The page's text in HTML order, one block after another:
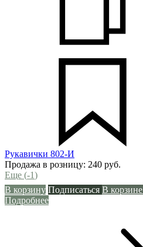
Рукавички 802-И
Продажа в розницу: 240 руб.
Еще (-1)
В корзину Подписаться В корзине
Подробнее